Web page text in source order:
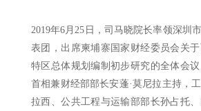
2019年6月25日，司马晓院长率领深圳
表团，出席柬埔寨国家财经委员会关
特区总体规划编制初步研究的全体会
首相兼财经部部长安蓬·莫尼拉主持，
拉西、公共工程与运输部部长孙占托